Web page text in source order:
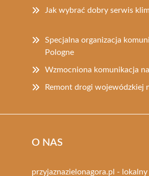
Jak wybrać dobry serwis
Specjalna organizacja
Pologne
Wzmocniona komunikacja
Remont drogi wojewódzkiej
O NAS
przyjaznazielonagora.pl -